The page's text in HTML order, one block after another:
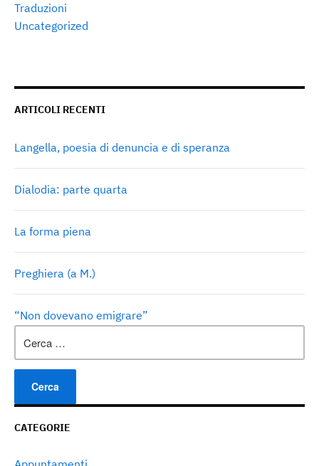
Traduzioni
Uncategorized
ARTICOLI RECENTI
Langella, poesia di denuncia e di speranza
Dialodia: parte quarta
La forma piena
Preghiera (a M.)
“Non dovevano emigrare”
per:
CATEGORIE